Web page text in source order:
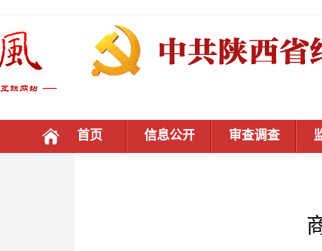
首页 信息公开 审查调查